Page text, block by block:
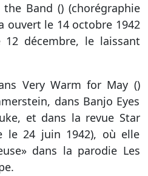
the Band () (chorégraphie
ouvert le 14 octobre 1942
décembre, le laissant
Very Warm for May ()
dans Banjo Eyes
et dans la revue Star
le 24 juin 1942), où elle
dans la parodie Les